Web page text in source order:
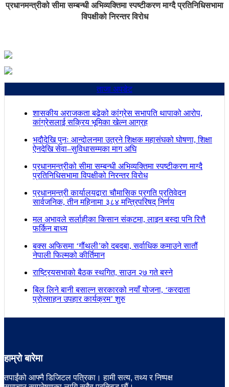
प्रधानमन्त्रीको सीमा सम्बन्धी अभिव्यक्तिमा स्पष्टीकरण माग्दै प्रतिनिधिसभामा
विपक्षीको निरन्तर विरोध
ताजा अपडेट
शासकीय अराजकता बढेको कांग्रेस सभापति थापाको आरोप,
कांग्रेसलाई सक्रिय भूमिका खेल्न आग्रह
भदौदेखि पुनः आन्दोलनमा उत्रने शिक्षक महासंघको घोषणा, शिक्षा
ऐनदेखि सेवा–सुविधासम्मका माग अघि
प्रधानमन्त्रीको सीमा सम्बन्धी अभिव्यक्तिमा स्पष्टीकरण माग्दै
प्रतिनिधिसभामा विपक्षीको निरन्तर विरोध
प्रधानमन्त्री कार्यालयद्वारा चौमासिक प्रगति प्रतिवेदन
सार्वजनिक, तीन महिनामा ३८४ मन्त्रिपरिषद् निर्णय
मल अभावले सर्लाहीका किसान संकटमा, लाइन बस्दा पनि रित्तै
फर्किन बाध्य
बक्स अफिसमा ‘गौंथली’को दबदबा, सर्वाधिक कमाउने सातौं
नेपाली फिल्मको कीर्तिमान
राष्ट्रियसभाको बैठक स्थगित, साउन २७ गते बस्ने
बिल लिने बानी बसाल्न सरकारको नयाँ योजना, ‘करदाता
प्रोत्साहन उपहार कार्यक्रम’ शुरु
हाम्रो बारेमा
तपाईंको आफ्नै डिजिटल पत्रिका। हामी सत्य, तथ्य र निष्पक्ष